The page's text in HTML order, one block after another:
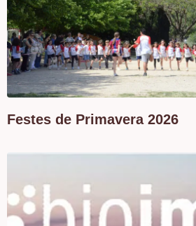
Festes de Primavera 2026